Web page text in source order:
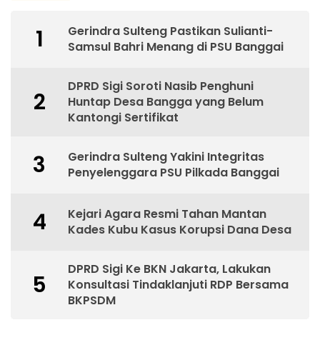
1
Gerindra Sulteng Pastikan Sulianti-
Samsul Bahri Menang di PSU Banggai
2
DPRD Sigi Soroti Nasib Penghuni
Huntap Desa Bangga yang Belum
Kantongi Sertifikat
3
Gerindra Sulteng Yakini Integritas
Penyelenggara PSU Pilkada Banggai
4
Kejari Agara Resmi Tahan Mantan
Kades Kubu Kasus Korupsi Dana Desa
5
DPRD Sigi Ke BKN Jakarta, Lakukan
Konsultasi Tindaklanjuti RDP Bersama
BKPSDM